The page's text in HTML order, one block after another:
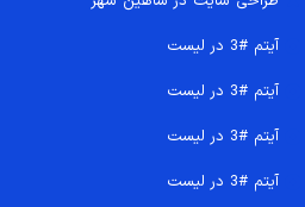
آیتم #3 در لیست
آیتم #3 در لیست
آیتم #3 در لیست
آیتم #3 در لیست